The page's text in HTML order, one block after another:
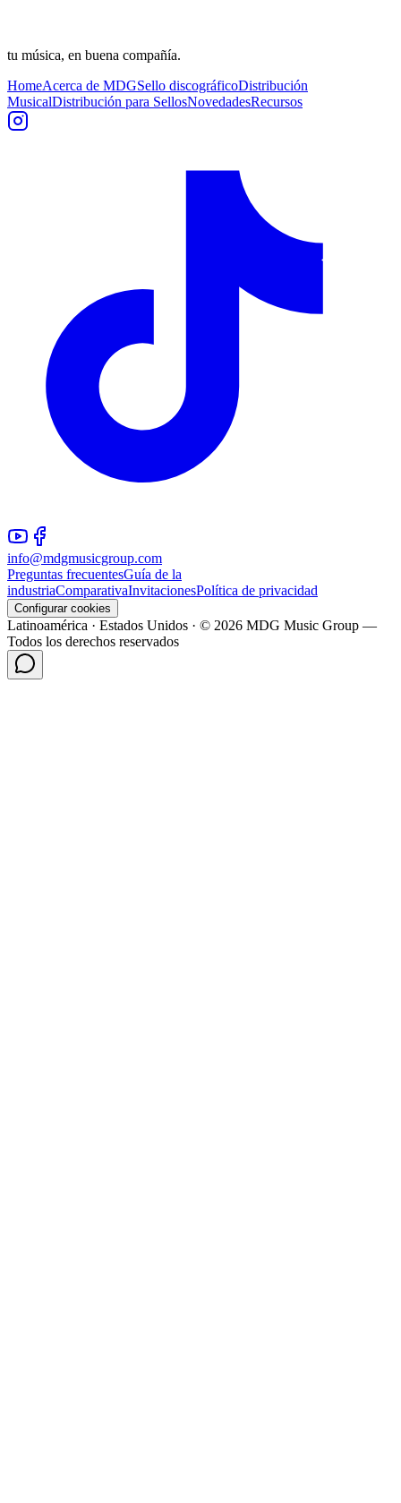
tu música, en buena compañía.
HomeAcerca de MDGSello discográficoDistribución
MusicalDistribución para SellosNovedadesRecursos
info@mdgmusicgroup.com
Preguntas frecuentesGuía de la
industriaComparativaInvitacionesPolítica de privacidad
Configurar cookies
Latinoamérica · Estados Unidos · © 2026 MDG Music Group —
Todos los derechos reservados